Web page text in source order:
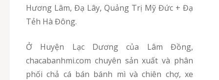
Hương Lâm, Đạ Lây, Quảng Trị Mỹ Đức + Đạ
Tẻh Hà Đông.
Ở Huyện Lạc Dương của Lâm Đồng,
chacabanhmi.com chuyên sản xuất và phân
phối chả cá bán bánh mì và chiên chợ, xe